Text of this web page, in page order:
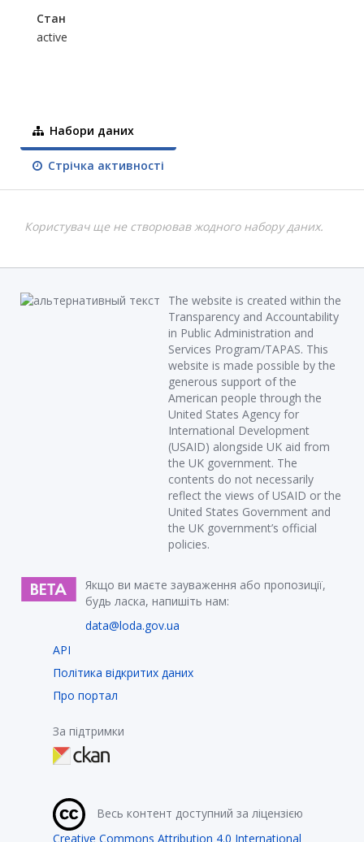
Стан
active
Набори даних
Стрічка активності
Користувач ще не створював жодного набору даних.
The website is created within the
Transparency and Accountability
in Public Administration and
Services Program/TAPAS. This
website is made possible by the
generous support of the
American people through the
United States Agency for
International Development
(USAID) alongside UK aid from
the UK government. The
contents do not necessarily
reflect the views of USAID or the
United States Government and
the UK government’s official
policies.
Якщо ви маєте зауваження або пропозиції,
будь ласка, напишіть нам:
data@loda.gov.ua
API
Політика відкритих даних
Про портал
За підтримки
Весь контент доступний за ліцензією
Creative Commons Attribution 4.0 International